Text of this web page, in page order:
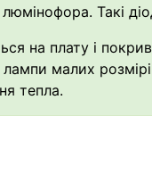
Такі
на плату і
малих
тепла.